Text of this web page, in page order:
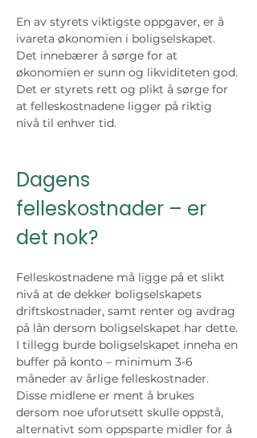
En av styrets viktigste oppgaver, er å
ivareta økonomien i boligselskapet.
Det innebærer å sørge for at
økonomien er sunn og likviditeten god.
Det er styrets rett og plikt å sørge for
at felleskostnadene ligger på riktig
nivå til enhver tid.
Dagens
felleskostnader – er
det nok?
Felleskostnadene må ligge på et slikt
nivå at de dekker boligselskapets
driftskostnader, samt renter og avdrag
på lån dersom boligselskapet har dette.
I tillegg burde boligselskapet inneha en
buffer på konto – minimum 3-6
måneder av årlige felleskostnader.
Disse midlene er ment å brukes
dersom noe uforutsett skulle oppstå,
alternativt som oppsparte midler for å